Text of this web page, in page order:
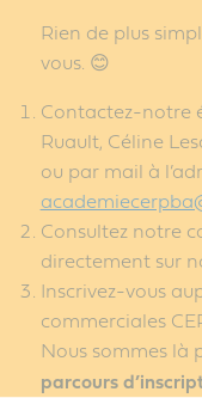
Rien de plus
vous. 😊
Contactez-notre
Ruault, Céline
ou par mail à
Consultez notre
directement sur
Inscrivez-vous
commerciales
Nous sommes là
parcours